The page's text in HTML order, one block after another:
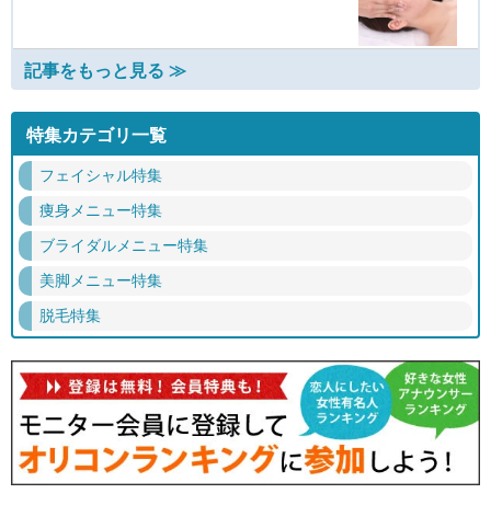
記事をもっと見る ≫
特集カテゴリ一覧
フェイシャル特集
痩身メニュー特集
ブライダルメニュー特集
美脚メニュー特集
脱毛特集